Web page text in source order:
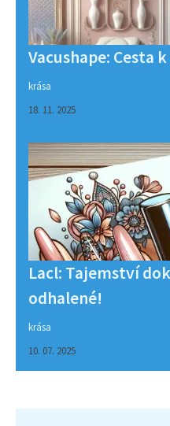
Vacushape: Cesta
krása
18. 11. 2025
Lacl: Tajemství
odhalené!
krása
10. 07. 2025